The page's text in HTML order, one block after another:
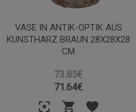
VASE IN ANTIK-OPTIK AUS
KUNSTHARZ BRAUN 28X28X28
CM
73.85€
71.64€